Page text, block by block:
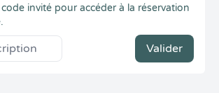
invité pour accéder à la réservation
Valider